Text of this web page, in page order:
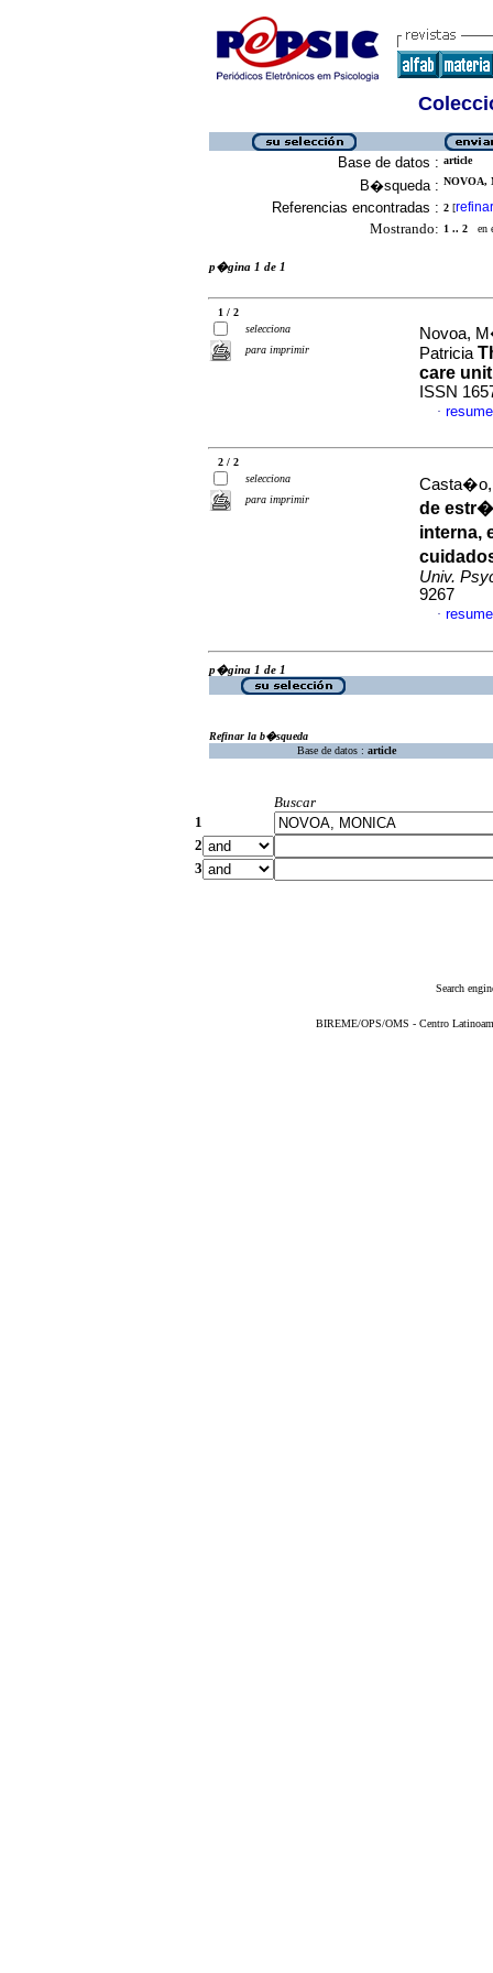
Base de datos : article
B�squeda : NOVOA,
Referencias encontradas : 2 [refinar
Mostrando: 1 .. 2 en
p�gina 1 de 1
1 / 2
selecciona
para imprimir
Novoa,
Patricia
care unit
ISSN
·
2 / 2
selecciona
para imprimir
Casta�o,
de
interna,
Univ.
9267
·
p�gina 1 de 1
Refinar la b�squeda
Base de datos : article
Buscar
1
2
3
Search
BIREME/OPS/OMS - Centro